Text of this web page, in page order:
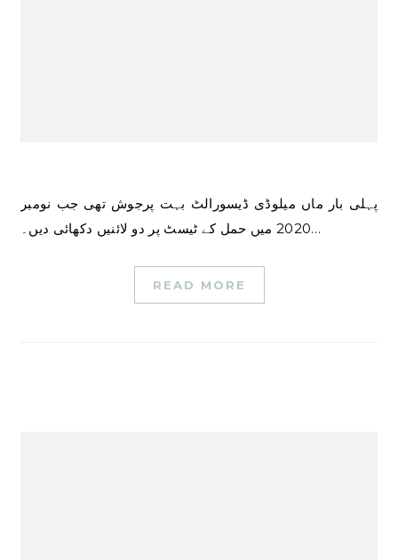
پہلی بار ماں میلوڈی ڈیسورالٹ بہت پرجوش تھی جب نومبر
2020 میں حمل کے ٹیسٹ پر دو لائنیں دکھائی دیں۔…
READ MORE